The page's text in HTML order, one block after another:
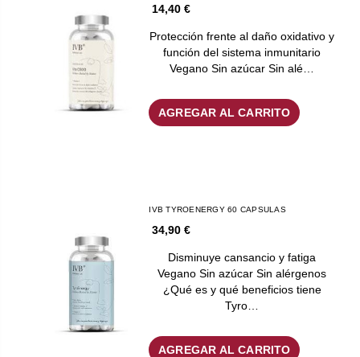
14,40 €
Protección frente al daño oxidativo y
función del sistema inmunitario
Vegano Sin azúcar Sin alé…
AGREGAR AL CARRITO
IVB TYROENERGY 60 CAPSULAS
34,90 €
Disminuye cansancio y fatiga
Vegano Sin azúcar Sin alérgenos
¿Qué es y qué beneficios tiene
Tyro…
AGREGAR AL CARRITO